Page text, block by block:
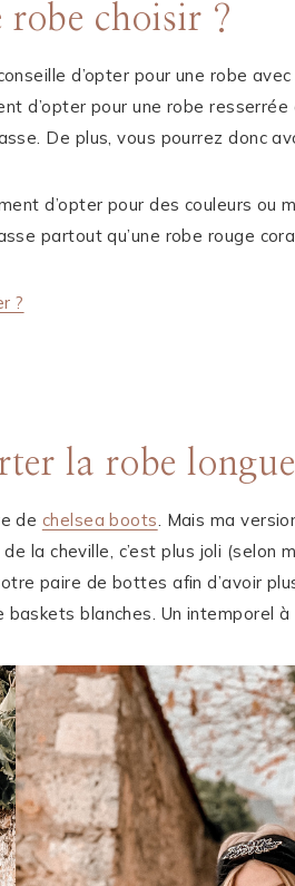
robe choisir ?
d’opter pour une robe
d’opter pour une robe
De plus, vous pourrez donc
d’opter pour des couleurs ou
partout qu’une robe rouge
?
la robe
de chelsea boots. Mais ma
la cheville, c’est plus joli (selon
paire de bottes afin d’avoir
blanches. Un intemporel